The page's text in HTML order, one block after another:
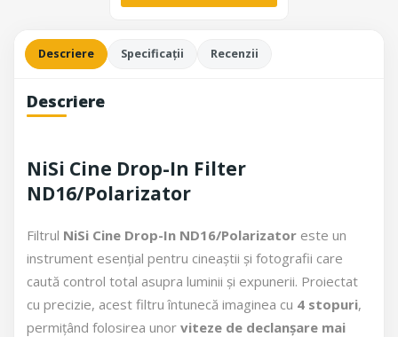
Descriere Specificații Recenzii
Descriere
NiSi Cine Drop-In Filter
ND16/Polarizator
Filtrul NiSi Cine Drop-In ND16/Polarizator este un
instrument esențial pentru cineaștii și fotografii care
caută control total asupra luminii și expunerii. Proiectat
cu precizie, acest filtru întunecă imaginea cu 4 stopuri,
permițând folosirea unor viteze de declanșare mai